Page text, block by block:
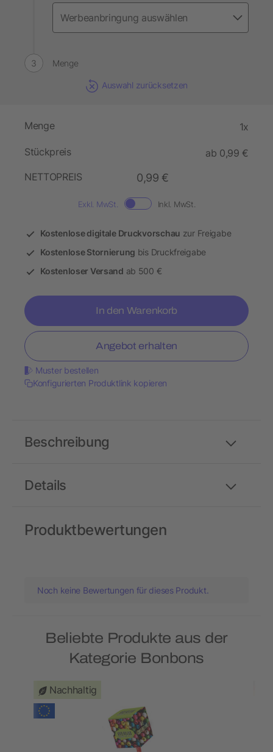
Menge
Auswahl zurücksetzen
Menge 1x
Stückpreis
ab 0,99 €
NETTOPREIS
0,99 €
Exkl. MwSt. Inkl. MwSt.
Kostenlose digitale Druckvorschau zur Freigabe
Kostenlose Stornierung bis Druckfreigabe
Kostenloser Versand ab 500 €
In den Warenkorb
Angebot erhalten
Muster bestellen
Konfigurierten Produktlink kopieren
Details
Beschreibung
Produktbewertungen
Noch keine Bewertungen für dieses Produkt.
Beliebte Produkte aus der
Kategorie Bonbons
Nachhaltig